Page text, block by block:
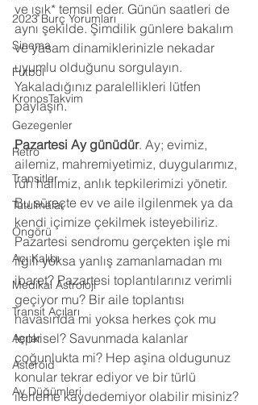
2023 Burç Yorumları
Sinema
Futbol
KronosTakvim
Gezegenler
Retro
Transitler
Tutulmalar
Öngörü
Açı Kalıbı
Medikal Astroloji
Transit Açıları
Açılar
Asteroid
Ay Düğümleri
ve ışık* temsil eder. Günün saatleri de
aynı şekilde. Şimdilik günlere bakalım
ve yasam dinamiklerinizle nekadar
uyumlu olduğunu sorgulayın.
Yakaladığınız paralellikleri lütfen
paylaşın.
Pazartesi Ay günüdür. Ay; evimiz,
ailemiz, mahremiyetimiz, duygularımız,
ruh halimiz, anlık tepkilerimizi yönetir.
Bu süreçte ev ve aile ilgilenmek ya da
kendi içimize çekilmek isteyebiliriz.
Pazartesi sendromu gerçekten işle mi
ilgili yoksa yanlış zamanlamadan mı
ibaret? Pazartesi toplantılarınız verimli
geçiyor mu? Bir aile toplantısı
havasında mi yoksa herkes çok mu
tepkisel? Savunmada kalanlar
çoğunlukta mi? Hep aşina oldugunuz
konular tekrar ediyor ve bir türlü
ilerleme kaydedemiyor olabilir misiniz?